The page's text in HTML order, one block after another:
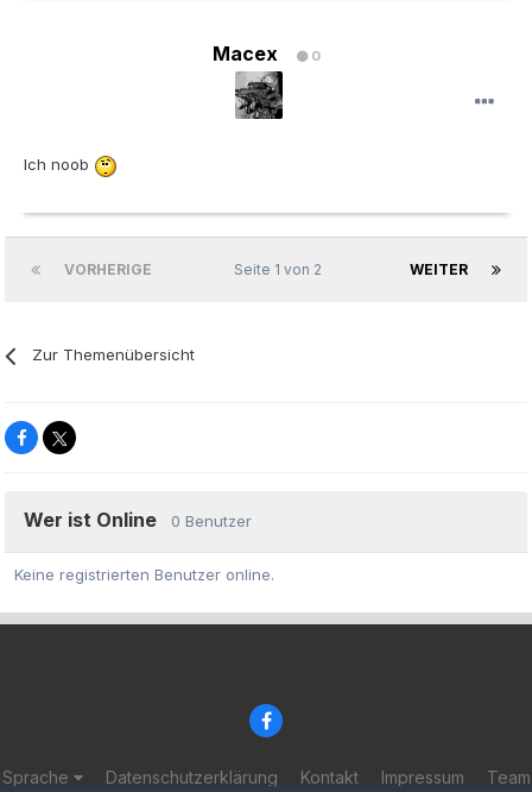
Macex 0
Ich noob
VORHERIGE WEITER
Seite 1 von 2
Zur Themenübersicht
Wer ist Online 0 Benutzer
Keine registrierten Benutzer online.
Sprache Datenschutzerklärung Kontakt Impressum Team